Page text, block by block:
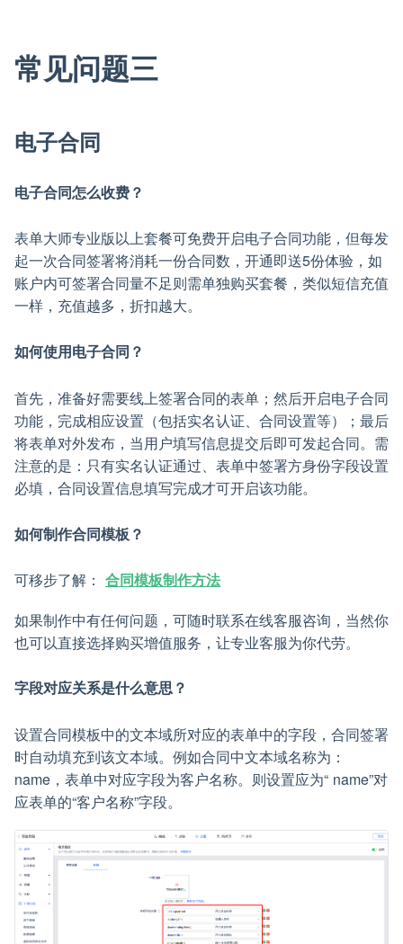
常见问题三
电子合同
电子合同怎么收费？
表单大师专业版以上套餐可免费开启电子合同功能，但每发
起一次合同签署将消耗一份合同数，开通即送5份体验，如
账户内可签署合同量不足则需单独购买套餐，类似短信充值
一样，充值越多，折扣越大。
如何使用电子合同？
首先，准备好需要线上签署合同的表单；然后开启电子合同
功能，完成相应设置（包括实名认证、合同设置等）；最后
将表单对外发布，当用户填写信息提交后即可发起合同。需
注意的是：只有实名认证通过、表单中签署方身份字段设置
必填，合同设置信息填写完成才可开启该功能。
如何制作合同模板？
可移步了解： 合同模板制作方法
如果制作中有任何问题，可随时联系在线客服咨询，当然你
也可以直接选择购买增值服务，让专业客服为你代劳。
字段对应关系是什么意思？
设置合同模板中的文本域所对应的表单中的字段，合同签署
时自动填充到该文本域。例如合同中文本域名称为：
name，表单中对应字段为客户名称。则设置应为“ name”对
应表单的“客户名称”字段。